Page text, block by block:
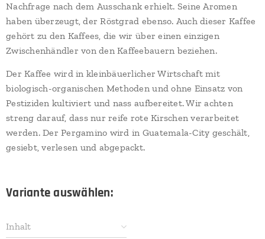
Nachfrage nach dem Ausschank erhielt. Seine Aromen
haben überzeugt, der Röstgrad ebenso. Auch dieser Kaffee
gehört zu den Kaffees, die wir über einen einzigen
Zwischenhändler von den Kaffeebauern beziehen.
Der Kaffee wird in kleinbäuerlicher Wirtschaft mit
biologisch-organischen Methoden und ohne Einsatz von
Pestiziden kultiviert und nass aufbereitet. Wir achten
streng darauf, dass nur reife rote Kirschen verarbeitet
werden. Der Pergamino wird in Guatemala-City geschält,
gesiebt, verlesen und abgepackt.
Variante auswählen:
Inhalt